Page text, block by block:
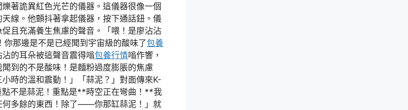
著詭異紅色光芒的儀器。這儀器很像一個
線。他顫抖著拿起儀器，按下通話鈕。儀
且充滿養生焦慮的聲音。「喂！是廖沾沾
那邊是不是已經聞到宇宙級的酸味了包養
的耳朵被這聲音震得嗡包養行情嗡作響，
到的不是酸味！是麵粉過度膨脹的焦慮
時的溫和震動！」「蒜泥？」對面傳來K-
不是蒜泥！重點是**時空正在彎曲！**我
何多餘的東西！除了——你那缸蒜泥！」就